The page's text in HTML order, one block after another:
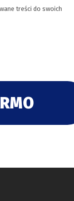
treści do swoich